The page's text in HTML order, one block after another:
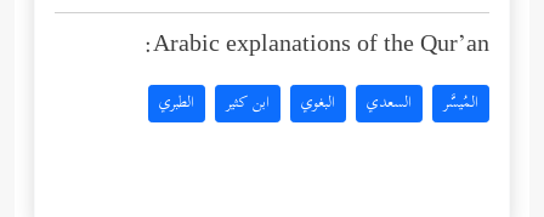
Arabic explanations of the Qur’an:
المُيسَّر السعدي البغوي ابن كثير الطبري